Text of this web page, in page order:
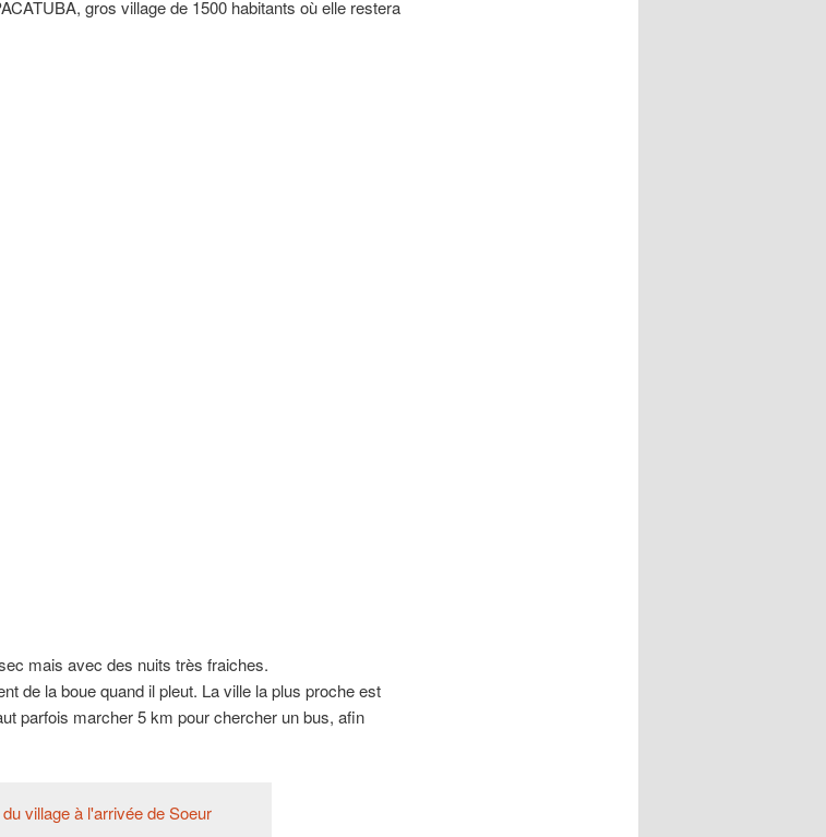
gros village de 1500 habitants où elle restera
mais avec des nuits très fraiches.
de la boue quand il pleut. La ville la plus proche est
parfois marcher 5 km pour chercher un bus, afin